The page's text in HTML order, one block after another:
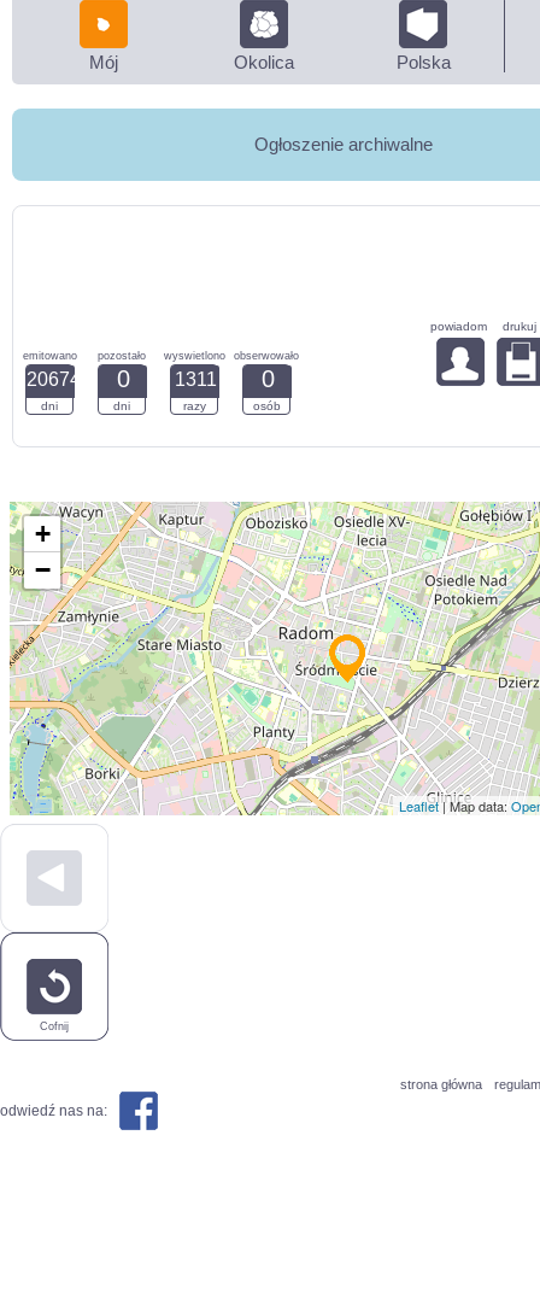
Mój Okolica Polska
Ogłoszenie archiwalne
emitowano
20674
dni
pozostało
0
dni
wyswietlono
1311
razy
obserwowało
0
osób
powiadom drukuj
+
−
Leaflet| Map data:
Cofnij
strona główna
odwiedź nas na: